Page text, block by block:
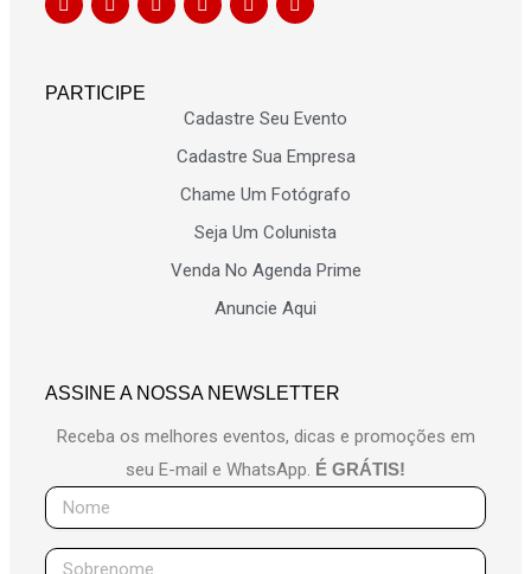
PARTICIPE
Cadastre Seu Evento
Cadastre Sua Empresa
Chame Um Fotógrafo
Seja Um Colunista
Venda No Agenda Prime
Anuncie Aqui
ASSINE A NOSSA NEWSLETTER
Receba os melhores eventos, dicas e promoções em
seu E-mail e WhatsApp. É GRÁTIS!